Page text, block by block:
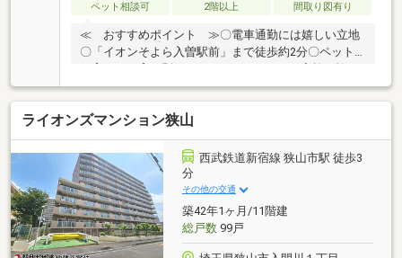
ペット相談可
2階以上 間取り図有り
≪ おすすめポイント ≫〇電車通勤には嬉しい立地
〇「イオンそよら入曽駅前」まで徒歩約2分〇ペット
障子張替・シャワー設置・風呂釜撤去
ライオンズマンション狭山
西武鉄道新宿線 狭山市駅 徒歩3
分
その他の交通
築42年1ヶ月/11階建
総戸数99戸